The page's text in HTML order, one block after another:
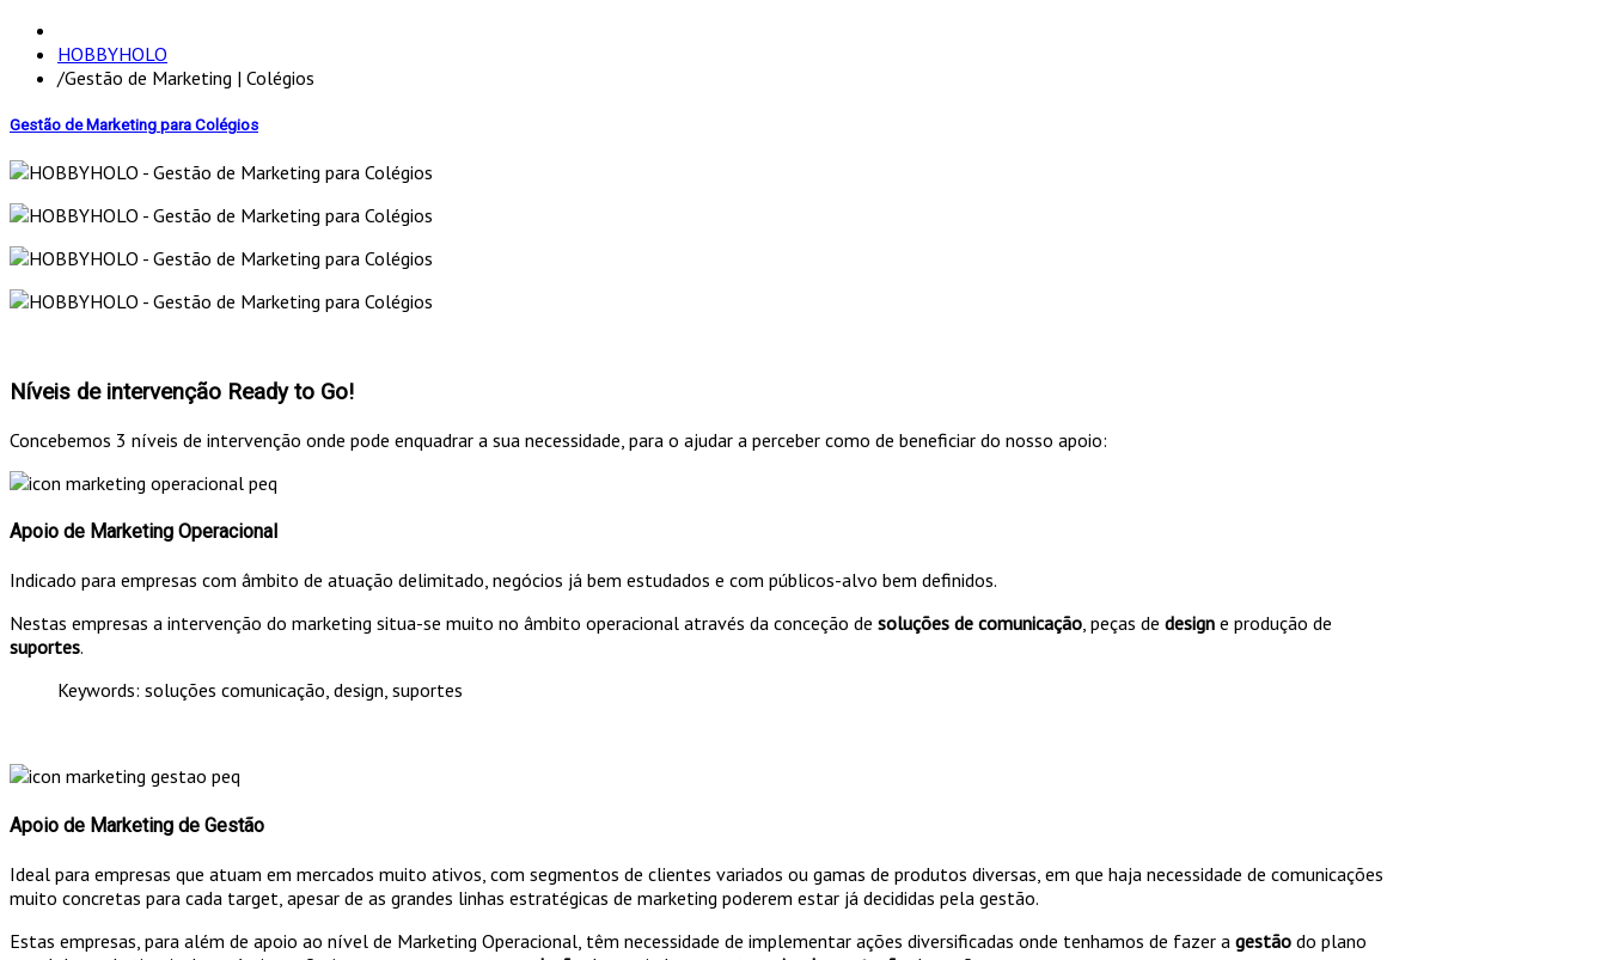
HOBBYHOLO
/Gestão de Marketing | Colégios
Gestão de Marketing para Colégios
Níveis de intervenção Ready to Go!
Concebemos 3 níveis de intervenção onde pode enquadrar a sua necessidade, para o ajudar a perceber como de beneficiar do nosso apoio:
Apoio de Marketing Operacional
Indicado para empresas com âmbito de atuação delimitado, negócios já bem estudados e com públicos-alvo bem definidos.
Nestas empresas a intervenção do marketing situa-se muito no âmbito operacional através da conceção de soluções de comunicação, peças de design e produção de
suportes.
Keywords: soluções comunicação, design, suportes
Apoio de Marketing de Gestão
Ideal para empresas que atuam em mercados muito ativos, com segmentos de clientes variados ou gamas de produtos diversas, em que haja necessidade de comunicações
muito concretas para cada target, apesar de as grandes linhas estratégicas de marketing poderem estar já decididas pela gestão.
Estas empresas, para além de apoio ao nível de Marketing Operacional, têm necessidade de implementar ações diversificadas onde tenhamos de fazer a gestão do plano